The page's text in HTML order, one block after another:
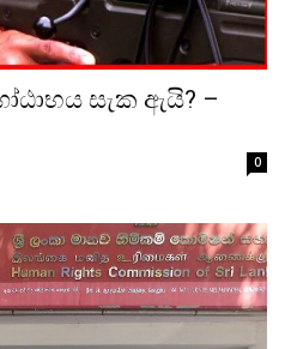
සැක ඇයි? –
0